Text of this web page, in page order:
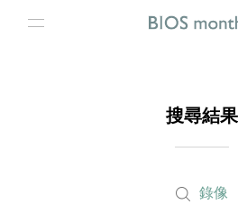
搜尋結果
錄像